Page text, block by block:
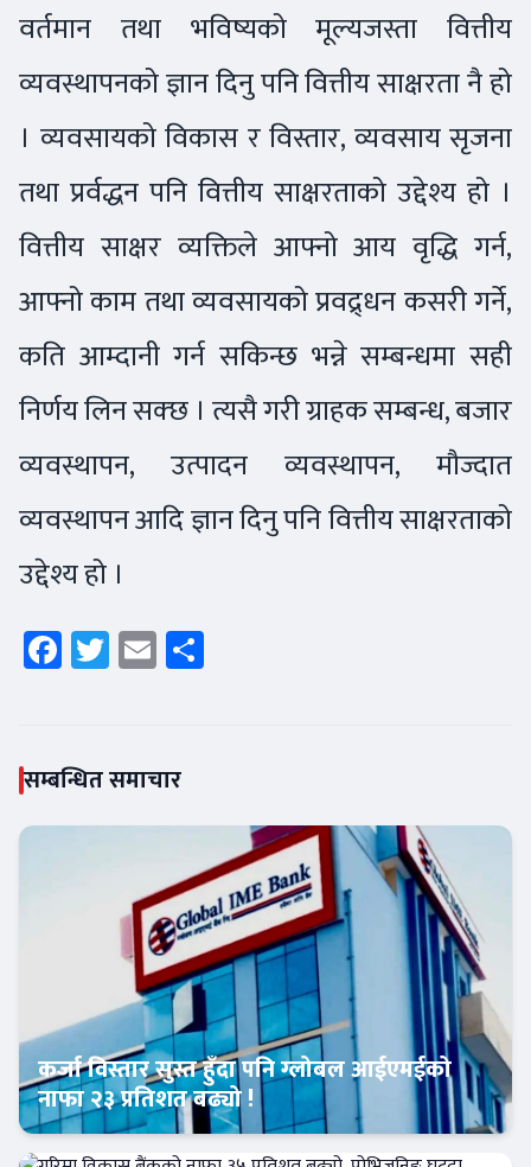
वर्तमान तथा भविष्यको मूल्यजस्ता वित्तीय
व्यवस्थापनको ज्ञान दिनु पनि वित्तीय साक्षरता नै हो
। व्यवसायको विकास र विस्तार, व्यवसाय सृजना
तथा प्रर्वद्धन पनि वित्तीय साक्षरताको उद्देश्य हो ।
वित्तीय साक्षर व्यक्तिले आफ्नो आय वृद्धि गर्न,
आफ्नो काम तथा व्यवसायको प्रवद्र्धन कसरी गर्ने,
कति आम्दानी गर्न सकिन्छ भन्ने सम्बन्धमा सही
निर्णय लिन सक्छ । त्यसै गरी ग्राहक सम्बन्ध, बजार
व्यवस्थापन, उत्पादन व्यवस्थापन, मौज्दात
व्यवस्थापन आदि ज्ञान दिनु पनि वित्तीय साक्षरताको
उद्देश्य हो ।
Facebook
Twitter
Email
सम्बन्धित समाचार
Banner News
कर्जा विस्तार सुस्त हुँदा पनि ग्लोबल आईएमईको
नाफा २३ प्रतिशत बढ्यो !